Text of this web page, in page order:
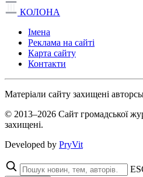
КОЛОНА
Імена
Реклама на сайті
Карта сайту
Контакти
Матеріали сайту захищені
© 2013–2026 Сайт громадської
захищені.
Developed by PryVit